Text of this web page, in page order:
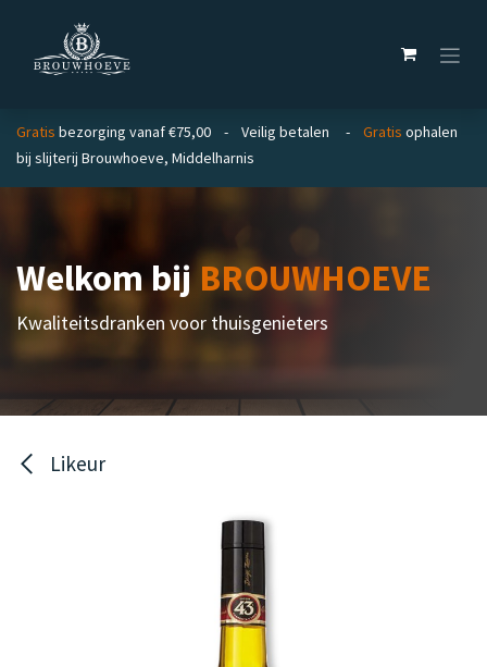
Gratis bezorging vanaf €75,00 - Veilig betalen - Gratis ophalen
bij slijterij Brouwhoeve, Middelharnis
Welkom bijBROUWHOEVE
Kwaliteitsdranken voor thuisgenieters
Likeur